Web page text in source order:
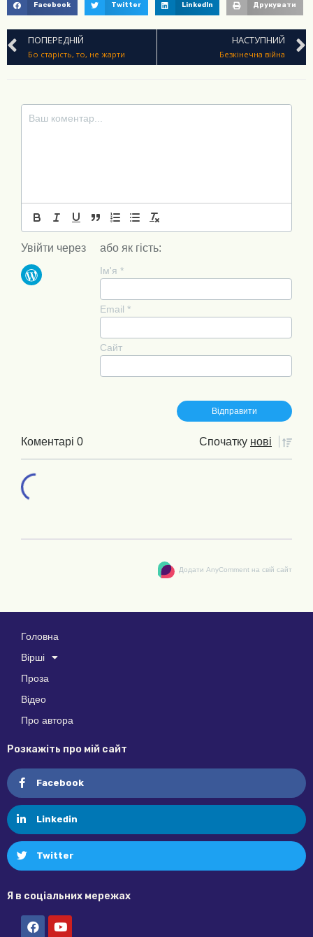
Facebook Twitter LinkedIn Друкувати
ПОПЕРЕДНІЙ
Бо старість, то, не жарти
НАСТУПНИЙ
Безкінечна війна
Увійти через або як гість:
Ім'я *
Email *
Сайт
Коментарі 0 Спочатку нові
Додати AnyComment на свій сайт
Головна
Вірші
Проза
Відео
Про автора
Розкажіть про мій сайт
Facebook
Linkedin
Twitter
Я в соціальних мережах